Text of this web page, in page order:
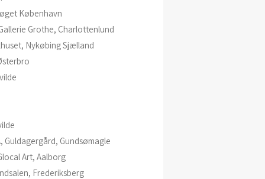
København
Grothe, Charlottenlund
Nykøbing Sjælland
Gundsømagle
Art, Aalborg
Frederiksberg